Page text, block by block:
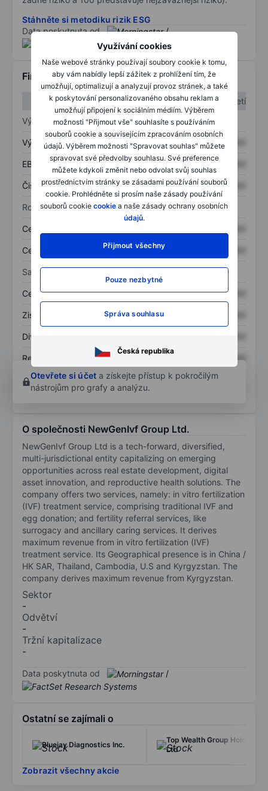
Využívání cookies
Naše webové stránky používají soubory cookie k tomu,
aby vám nabídly lepší zážitek z prohlížení tím, že
umožňují, optimalizují a analyzují provoz stránek, a také
k poskytování personalizovaného obsahu reklam a
umožňují připojení k sociálním médiím. Výběrem
možnosti "Přijmout vše" souhlasíte s používáním
souborů cookie a souvisejícím zpracováním osobních
údajů. Výběrem možnosti "Spravovat souhlas" můžete
spravovat své předvolby souhlasu. Své preference
můžete kdykoli změnit nebo odvolat svůj souhlas
prostřednictvím stránky se zásadami používání souborů
cookie. Prohlédněte si prosím naše zásady používání
souborů cookie cookie a naše zásady ochrany osobních
údajů.
Přijmout všechny
Pouze nezbytné
Správa souhlasu
Česká republika
Stáhněte si metodiku rizik ESG
Data poskytnuta od
/
Finanční informace
1. čtvrtletí
2. čtvrtletí
Výkaz zisku a ztráty
Výnos XXXXXXX XXXXXXX
EBITDA XXXXXXX XXXXXXX
Čistý příjem XXXXXXX XXXXXXX
Rozvaha
Celková aktiva
Celkový dluh XXXXXXX
Sazby
Cena/tržby XXXXXXX XXXXXXX
Zisk na akcii XXXXXXX
Dividenda na akcii
Rentabilita kapitálu XXXXXXX
XXXXXXX
Otevřete si účet a získejte přístup k pokročilým
nástrojům pro grafy a analýzu.
O společnosti NewGenIvf Group Ltd.
NewGenIvf Group Ltd is a tech-forward, diversified,
multi-jurisdictional entity capitalizing on emerging
opportunities across real estate development, digital
asset innovation, and reproductive health solutions. The
company offers two services, namely: in vitro fertilization
(IVF) treatment service, comprising traditional IVF and
egg donation; and fertility referral services, like
surrogacy and ancillary caring services. It derives
maximum revenue from in vitro fertilization (IVF)
treatment service. Its Geographical presence is in China /
HK SAR, Thailand, Cambodia, U.S and Kyrgyzstan. The
company derives maximum revenue from Kyrgyzstan.
Sektor
-
Odvětví
-
Tržní kapitalizace
-
Data poskytnuta od /
Ostatní se zajímali o
Bluejay Diagnostics Inc.
Top Wealth Group Holding
Ltd
Zobrazit všechny akcie